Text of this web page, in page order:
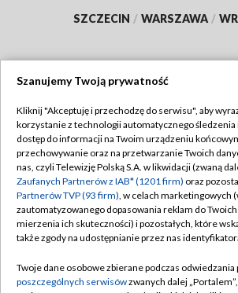
SZCZECIN / WARSZAWA /
TVP
Abonament TVP
Emisja w TVP
Centrum informacji TVP
Naziemna Telewizja Cyfrowa
Rada Programowa
Regulamin TVP
Polityka
Moje zgody
Pomoc
Kontakt
Szanujemy Twoją prywatność
Kliknij "Akceptuję i przechodzę do serwisu", aby
korzystanie z technologii automatycznego śledzenia
dostęp do informacji na Twoim urządzeniu
przechowywanie oraz na przetwarzanie Twoich
nas, czyli Telewizję Polską S.A. w likwidacji (zwaną
Zaufanych Partnerów z IAB* (1201 firm) oraz
Partnerów TVP (93 firm), w celach marketingowych
zautomatyzowanego dopasowania reklam do
mierzenia ich skuteczności) i pozostałych, które
także zgody na udostępnianie przez nas
Twoje dane osobowe zbierane podczas odwiedzania
poszczególnych serwisówzwanych dalej